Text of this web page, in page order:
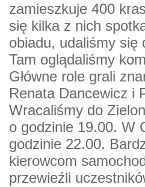
zamieszkuje 400
się kilka z nich
obiadu, udaliśmy się
Tam oglądaliśmy
Główne role grali
Renata Dancewicz i
Wracaliśmy do
o godzinie 19.00. W
godzinie 22.00.
kierowcom
przewieźli